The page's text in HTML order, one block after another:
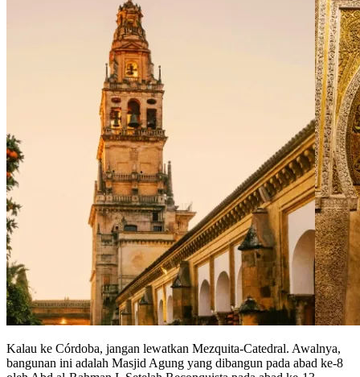
Kalau ke Córdoba, jangan lewatkan Mezquita-Catedral. Awalnya,
bangunan ini adalah Masjid Agung yang dibangun pada abad ke-8